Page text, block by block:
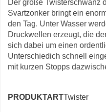
Der große Twisterschwanz
Svartzonker bringt ein
den Tag. Unter Wasser
Druckwellen erzeugt, die
sich dabei um einen
Unterschiedich schnell
mit kurzen Stopps
PRODUKTARTTwister